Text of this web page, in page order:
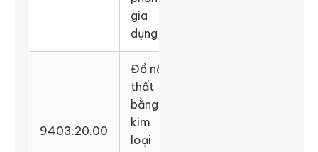
gia
dụng
9403.20.00
Đồ nội
thất
bằng
kim
loại